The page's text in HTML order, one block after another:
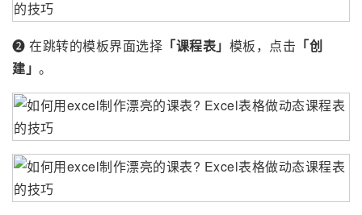
❷ 在跳转的模板界面选择 「课程表」 模板，点击 「创
建」 。